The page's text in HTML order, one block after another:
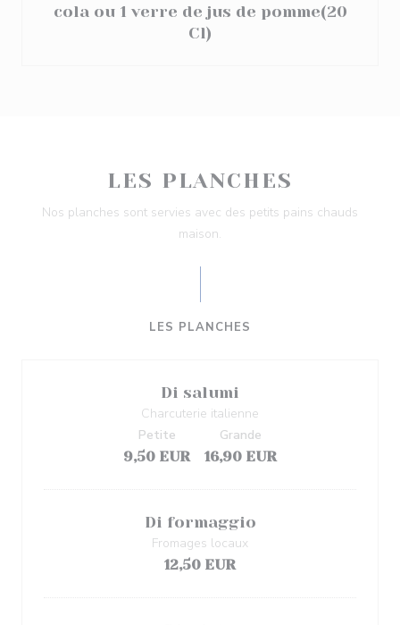
cola ou 1 verre de jus de pomme(20
Cl)
LES PLANCHES
Nos planches sont servies avec des petits pains chauds
maison.
LES PLANCHES
Di salumi
Charcuterie italienne
9,50 EUR
Petite
16,90 EUR
Grande
Di formaggio
Fromages locaux
12,50 EUR